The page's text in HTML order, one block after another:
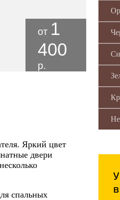
от 1
400
р.
Яркий цвет
двери
спальных